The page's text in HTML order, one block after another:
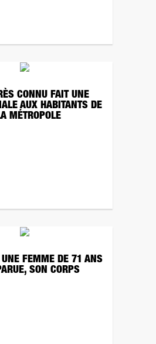
CONNU FAIT UNE
AUX HABITANTS DE
MÉTROPOLE
FEMME DE 71 ANS
SON CORPS